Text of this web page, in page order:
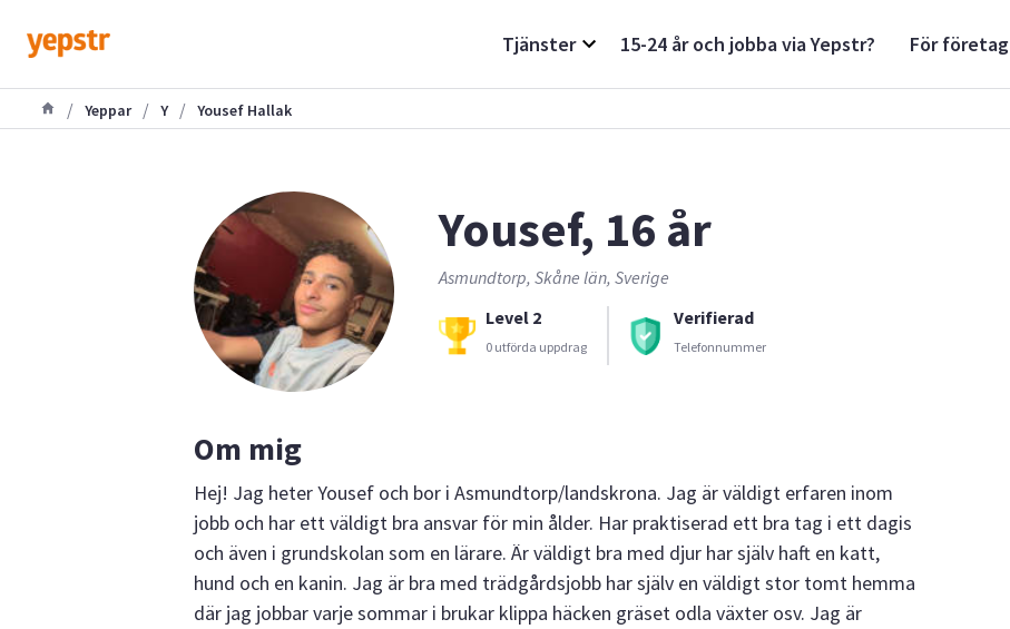
Tjänster 15-24 år och jobba via Yepstr? För företag
/ Yeppar / Y / Yousef Hallak
Yousef, 16 år
Asmundtorp, Skåne län, Sverige
Level 2
0 utförda uppdrag
Verifierad
Telefonnummer
Om mig
Hej! Jag heter Yousef och bor i Asmundtorp/landskrona. Jag är väldigt erfaren inom
jobb och har ett väldigt bra ansvar för min ålder. Har praktiserad ett bra tag i ett dagis
och även i grundskolan som en lärare. Är väldigt bra med djur har själv haft en katt,
hund och en kanin. Jag är bra med trädgårdsjobb har själv en väldigt stor tomt hemma
där jag jobbar varje sommar i brukar klippa häcken gräset odla växter osv. Jag är